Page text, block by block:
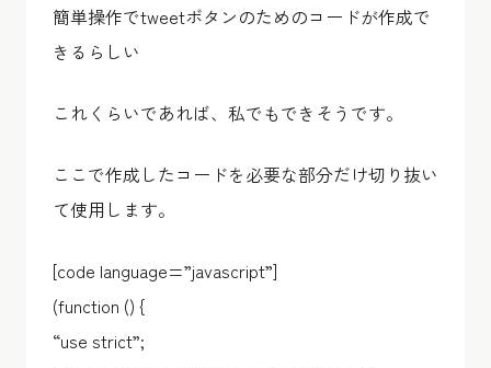
簡単操作でtweetボタンのためのコードが作成で
きるらしい
これくらいであれば、私でもできそうです。
ここで作成したコードを必要な部分だけ切り抜い
て使用します。
[code language=”javascript”]
(function () {
“use strict”;